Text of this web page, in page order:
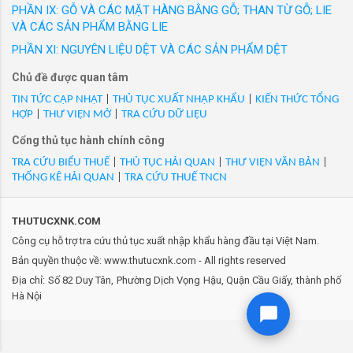
đường kính 57mm, dày 3.2mm, IBON-SB95N.R360/57.0.-3.2,
mới 100%/VN/XK
- Mã Hs 8113000090: AC2BC00-00141-REV1/Khối gốm kim loại
đường kính 57mm, dày 1.6mm, IBON-SB95S2.R360/57.0.-1.6,
mới 100%/VN/XK
Nitrit Bo (PCBN) dạng đĩa, dùng sản xuất lưỡi cắt công nghiệp,
đường kính 57mm, dày 1.6mm, IBON-SB95S2.R360/57.0.-1.6,
mới 100%/VN/XK
- Mã Hs 8113000090: AC2BC00-00141-REV1/Khối gốm kim loại
Nitrit Bo (PCBN) dạng đĩa, dùng sản xuất lưỡi cắt công nghiệp,
đường kính 57mm, dày 1.6mm, IBON-SB95S2.R360/57.0.-1.6,
mới 100%/VN/XK
- Mã Hs 8113000090: AC2BC00-00141-REV1/Khối gốm kim loại
Nitrit Bo (PCBN) dạng đĩa, dùng sản xuất lưỡi cắt công nghiệp,
đường kính 57mm, dày 1.6mm, IBON-SB95S2.R360/57.0.-1.6,
đưa ra thị trường trong nước với các nhãn hiệu
được người tiêu dùng Việt Nam yêu thích. Hàng
loạt sản phẩm thời trang công sở cao cấp như
Classic, May10 Classic Suit... Thương hiệu
Veston và nhiều thương hiệu thời trang được
phát triển trong 20 năm qua của May 10 đ...
PHẦN IX: GỖ VÀ CÁC MẶT HÀNG BẰNG GỖ; THAN TỪ GỖ; LIE
VÀ CÁC SẢN PHẨM BẰNG LIE
PHẦN XI: NGUYÊN LIỆU DỆT VÀ CÁC SẢN PHẨM DỆT
Chủ đề được quan tâm
TIN TỨC CẬP NHẬT| THỦ TỤC XUẤT NHẬP KHẨU
KIẾN THỨC TỔNG
HỢP
THƯ VIỆN MỞ| TRA CỨU DỮ LIỆU
Cổng thủ tục hành chính công
TRA CỨU BIỂU THUẾ THỦ TỤC HẢI QUAN THƯ VIỆN VĂN BẢN
THỐNG KÊ HẢI QUAN
TRA CỨU THUẾ TNCN
THUTUCXNK.COM
Công cụ hỗ trợ tra cứu thủ tục xuất nhập khẩu hàng đầu tại Việt Nam.
Bản quyền thuộc về: www.thutucxnk.com - All rights reserved
Địa chỉ: Số 82 Duy Tân, Phường Dịch Vọng Hậu, Quận Cầu Giấy, thành phố
Hà Nội